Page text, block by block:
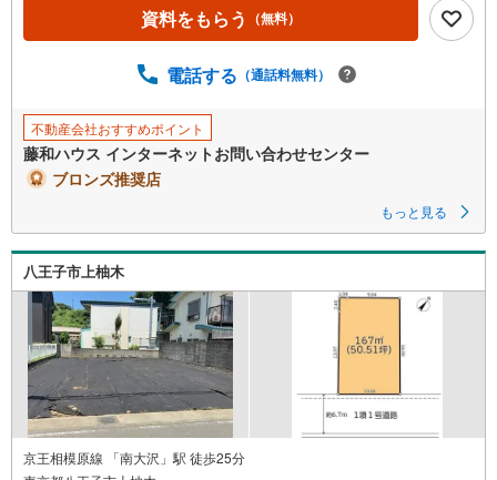
資料をもらう （無料）
電話する （通話料無料）
不動産会社おすすめポイント
藤和ハウス インターネットお問い合わせセンター
ブロンズ推奨店
もっと見る
八王子市上柚木
京王相模原線 「南大沢」駅 徒歩25分